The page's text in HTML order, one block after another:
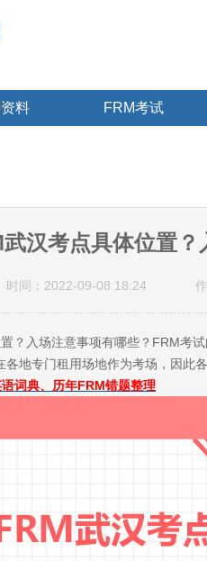
料 FRM考试
汉考点具体位置？
时间：2022-09-08 18:24
入场注意事项有哪些？FRM考试
地专门租用场地作为考场，因此
词典、历年FRM错题整理